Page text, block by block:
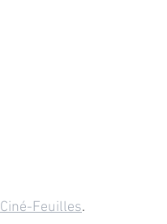
Ciné-Feuilles.